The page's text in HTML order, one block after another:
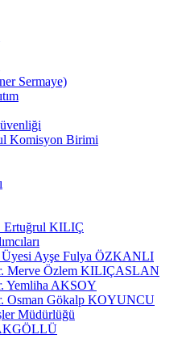
Sermaye)
Komisyon Birimi
Ertuğrul KILIÇ
Üyesi Ayşe Fulya ÖZKANLI
Merve Özlem KILIÇASLAN
Yemliha AKSOY
Osman Gökalp KOYUNCU
Müdürlüğü